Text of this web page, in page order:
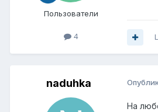
Пользователи
4
naduhka
На